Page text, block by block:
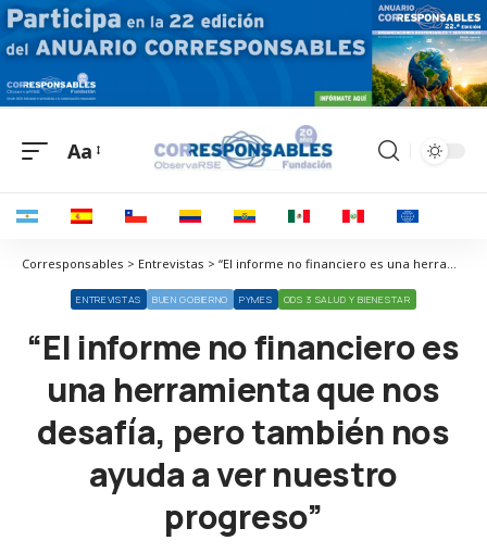
Aa
Corresponsables > Entrevistas > “El informe no financiero es una herramienta que nos desafía, pero también nos ayuda a ver nuestro progreso”
ENTREVISTAS BUEN GOBIERNO PYMES ODS 3 SALUD Y BIENESTAR
“El informe no financiero es
una herramienta que nos
desafía, pero también nos
ayuda a ver nuestro
progreso”